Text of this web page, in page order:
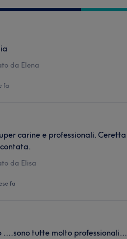
da Elena
fa
carine e professionali.
da Elisa
fa
....sono tutte molto